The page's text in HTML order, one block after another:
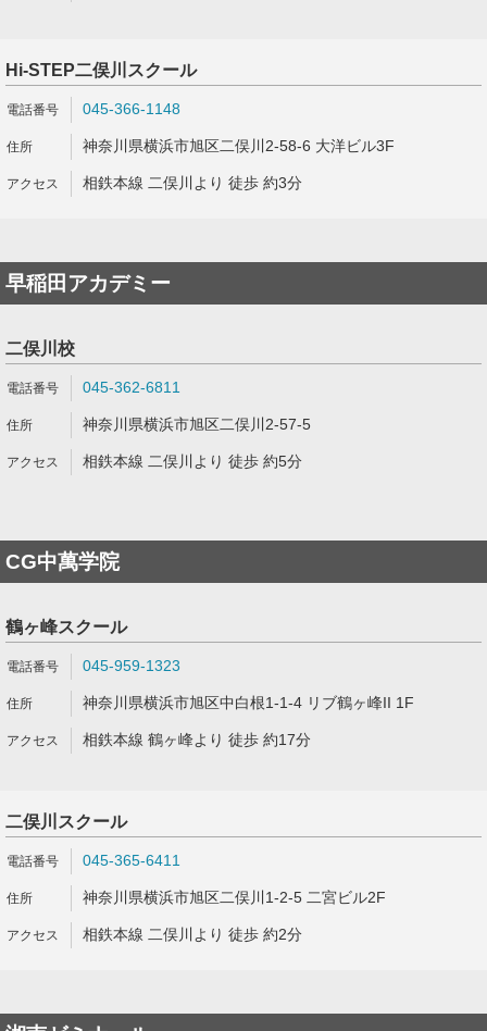
Hi-STEP二俣川スクール
045-366-1148
神奈川県横浜市旭区二俣川2-58-6 大洋ビル3F
相鉄本線 二俣川より 徒歩 約3分
早稲田アカデミー
二俣川校
045-362-6811
神奈川県横浜市旭区二俣川2-57-5
相鉄本線 二俣川より 徒歩 約5分
CG中萬学院
鶴ヶ峰スクール
045-959-1323
神奈川県横浜市旭区中白根1-1-4 リブ鶴ヶ峰II 1F
相鉄本線 鶴ヶ峰より 徒歩 約17分
二俣川スクール
045-365-6411
神奈川県横浜市旭区二俣川1-2-5 二宮ビル2F
相鉄本線 二俣川より 徒歩 約2分